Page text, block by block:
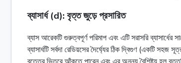
ব্যাসার্ধ (d): বৃত্ত জুড়ে প্রসারিত
ব্যাস আরেকটি গুরুত্বপূর্ণ পরিমাপ এবং এটি সরাসরি
ব্যাসার্ধটি সর্বদা রেডিয়সের দৈর্ঘ্যের ঠিক দ্বিগুণ (একটি